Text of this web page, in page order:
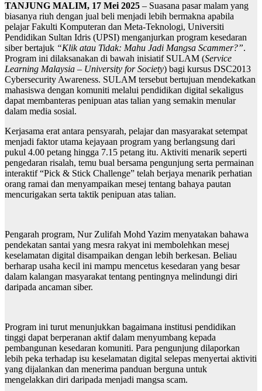
TANJUNG MALIM, 17 Mei 2025 – Suasana pasar malam yang
biasanya riuh dengan jual beli menjadi lebih bermakna apabila
pelajar Fakulti Komputeran dan Meta-Teknologi, Universiti
Pendidikan Sultan Idris (UPSI) menganjurkan program kesedaran
siber bertajuk “Klik atau Tidak: Mahu Jadi Mangsa Scammer?”.
Program ini dilaksanakan di bawah inisiatif SULAM (Service
Learning Malaysia – University for Society) bagi kursus DSC2013
Cybersecurity Awareness. SULAM tersebut bertujuan mendekatkan
mahasiswa dengan komuniti melalui pendidikan digital sekaligus
dapat membanteras penipuan atas talian yang semakin menular
dalam media sosial.
Kerjasama erat antara pensyarah, pelajar dan masyarakat setempat
menjadi faktor utama kejayaan program yang berlangsung dari
pukul 4.00 petang hingga 7.15 petang itu. Aktiviti menarik seperti
pengedaran risalah, temu bual bersama pengunjung serta permainan
interaktif “Pick & Stick Challenge” telah berjaya menarik perhatian
orang ramai dan menyampaikan mesej tentang bahaya pautan
mencurigakan serta taktik penipuan atas talian.
Pengarah program, Nur Zulifah Mohd Yazim menyatakan bahawa
pendekatan santai yang mesra rakyat ini membolehkan mesej
keselamatan digital disampaikan dengan lebih berkesan. Beliau
berharap usaha kecil ini mampu mencetus kesedaran yang besar
dalam kalangan masyarakat tentang pentingnya melindungi diri
daripada ancaman siber.
Program ini turut menunjukkan bagaimana institusi pendidikan
tinggi dapat berperanan aktif dalam menyumbang kepada
pembangunan kesedaran komuniti. Para pengunjung dilaporkan
lebih peka terhadap isu keselamatan digital selepas menyertai aktiviti
yang dijalankan dan menerima panduan berguna untuk
mengelakkan diri daripada menjadi mangsa scam.